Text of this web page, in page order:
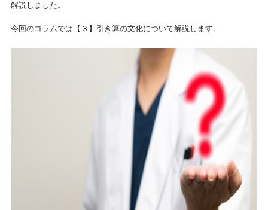
解説しました。
今回のコラムでは【３】引き算の文化について解説します。